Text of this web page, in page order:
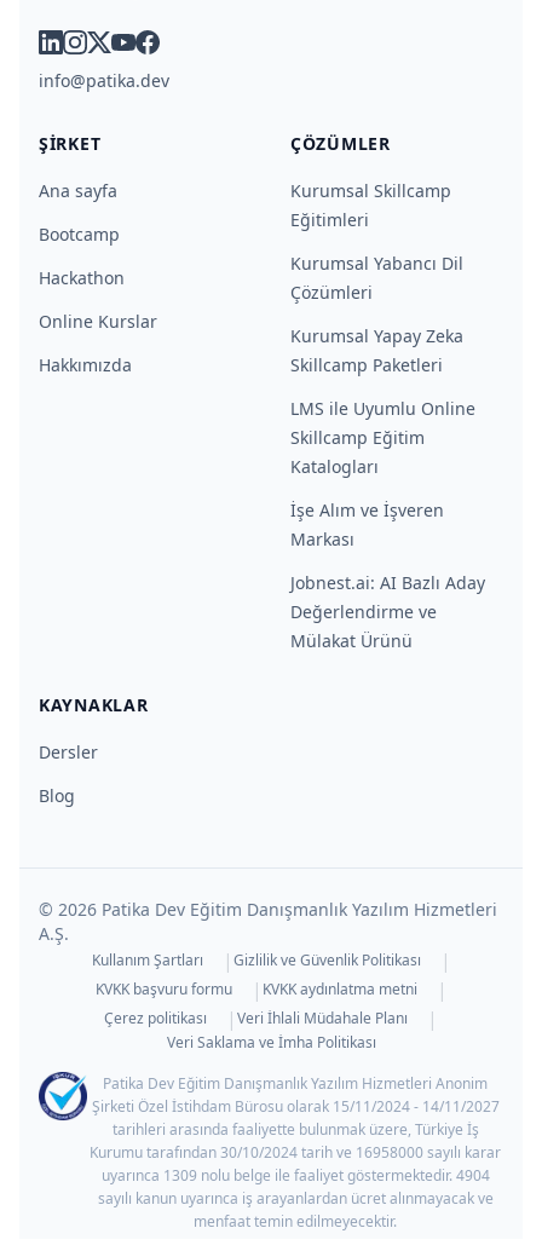
linkedin
instagram
x youtube
facebook
info@patika.dev
ŞIRKET
Ana sayfa
Bootcamp
Hackathon
Online Kurslar
Hakkımızda
ÇÖZÜMLER
Kurumsal Skillcamp
Eğitimleri
Kurumsal Yabancı Dil
Çözümleri
Kurumsal Yapay Zeka
Skillcamp Paketleri
LMS ile Uyumlu Online
Skillcamp Eğitim
Katalogları
İşe Alım ve İşveren
Markası
Jobnest.ai: AI Bazlı Aday
Değerlendirme ve
Mülakat Ürünü
KAYNAKLAR
Dersler
Blog
© 2026 Patika Dev Eğitim Danışmanlık Yazılım Hizmetleri
A.Ş.
Kullanım Şartları | Gizlilik ve Güvenlik Politikası |
KVKK başvuru formu | KVKK aydınlatma metni |
Çerez politikası | Veri İhlali Müdahale Planı |
Veri Saklama ve İmha Politikası
Patika Dev Eğitim Danışmanlık Yazılım Hizmetleri Anonim
Şirketi Özel İstihdam Bürosu olarak 15/11/2024 - 14/11/2027
tarihleri arasında faaliyette bulunmak üzere, Türkiye İş
Kurumu tarafından 30/10/2024 tarih ve 16958000 sayılı karar
uyarınca 1309 nolu belge ile faaliyet göstermektedir. 4904
sayılı kanun uyarınca iş arayanlardan ücret alınmayacak ve
menfaat temin edilmeyecektir.